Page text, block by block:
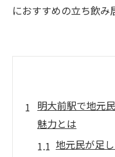
におすすめの立ち飲み
明大前駅で地元
魅力とは
地元民が足